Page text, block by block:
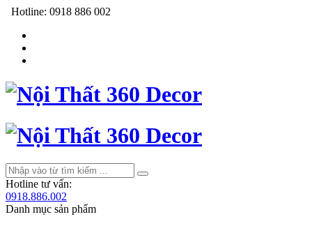
Hotline: 0918 886 002
Hotline tư vấn:
0918.886.002
Danh mục sản phẩm